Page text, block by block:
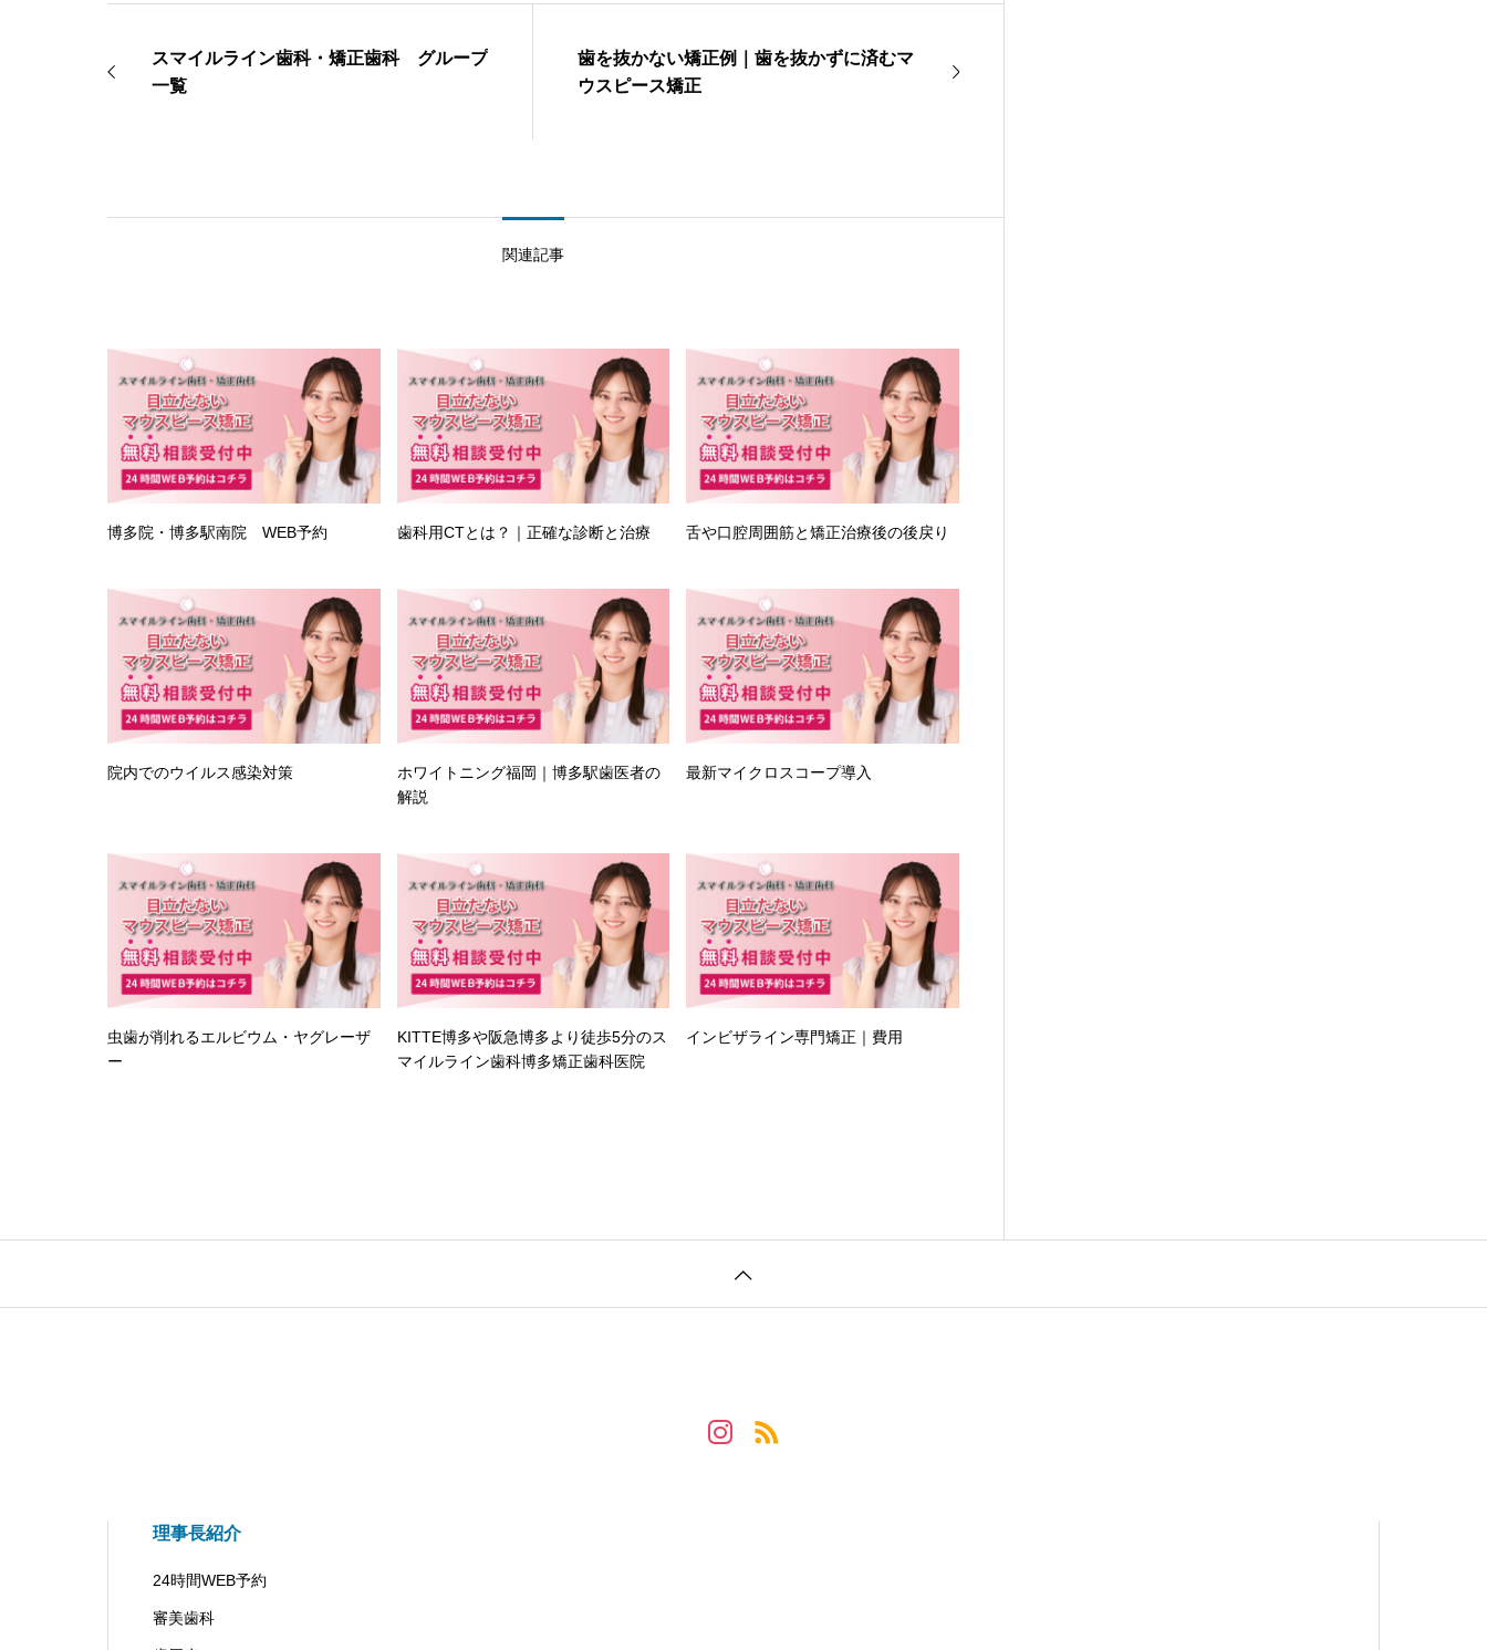
スマイルライン歯科・矯正歯科 グループ
一覧
歯を抜かない矯正例｜歯を抜かずに済むマ
ウスピース矯正
関連記事
博多院・博多駅南院 WEB予約 歯科用CTとは？｜正確な診断と治療 舌や口腔周囲筋と矯正治療後の後戻り
院内でのウイルス感染対策
ホワイトニング福岡｜博多駅歯医者の
解説
最新マイクロスコープ導入
虫歯が削れるエルビウム・ヤグレーザ
ー
KITTE博多や阪急博多より徒歩5分のス
マイルライン歯科博多矯正歯科医院
インビザライン専門矯正｜費用
理事長紹介
24時間WEB予約
審美歯科